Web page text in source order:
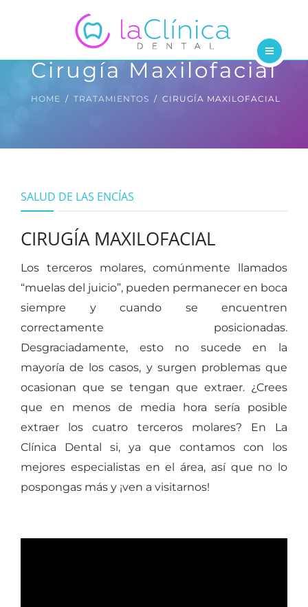
TRATAMIENTOS
BLOG
INICIO
NOSOTROS
BLOG
CONTÁCTANOS
Cirugía Maxilofacial
HOME TRATAMIENTOS CIRUGÍA MAXILOFACIAL
SALUD DE LAS ENCÍAS
CIRUGÍA MAXILOFACIAL
Los terceros molares, comúnmente llamados
“muelas del juicio”, pueden permanecer en boca
siempre y cuando se encuentren
correctamente posicionadas.
Desgraciadamente, esto no sucede en la
mayoría de los casos, y surgen problemas que
ocasionan que se tengan que extraer. ¿Crees
que en menos de media hora sería posible
extraer los cuatro terceros molares? En La
Clínica Dental si, ya que contamos con los
mejores especialistas en el área, así que no lo
pospongas más y ¡ven a visitarnos!